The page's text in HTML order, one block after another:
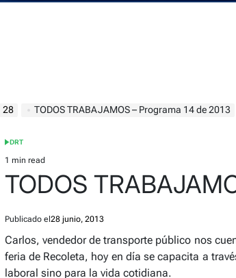
28 TODOS TRABAJAMOS – Programa 14 de 2013
POSTED
IN
DRT
Estimated
read
time
1 min read
TODOS
Publicado el 28 junio, 2013
Carlos, vendedor de transporte público nos
feria de Recoleta, hoy en día se capacita a
laboral sino para la vida cotidiana.